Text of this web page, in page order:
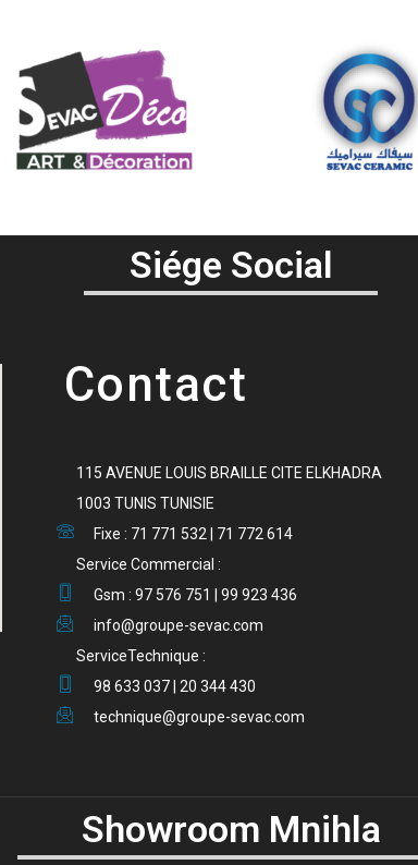
Siége Social
Contact
115 AVENUE LOUIS BRAILLE CITE ELKHADRA
1003 TUNIS TUNISIE
Fixe : 71 771 532 | 71 772 614
Service Commercial :
Gsm : 97 576 751 | 99 923 436
info@groupe-sevac.com
ServiceTechnique :
98 633 037 | 20 344 430
technique@groupe-sevac.com
Showroom Mnihla